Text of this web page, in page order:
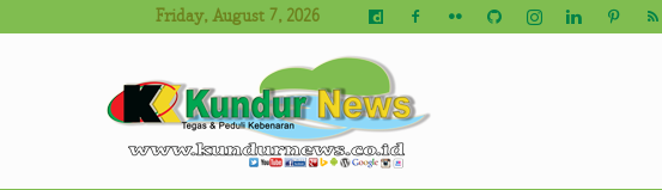
Friday, August 7, 2026